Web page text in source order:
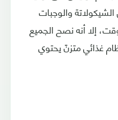
والوجبات
إلا أنه نصح الجميع
غذائي متزنّ يحتوي